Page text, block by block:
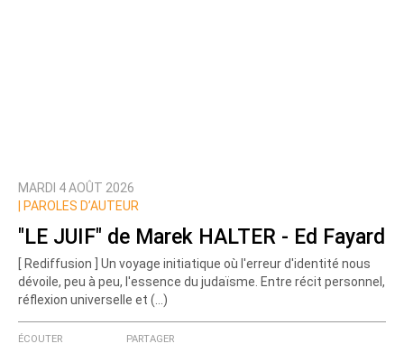
MARDI 4 AOÛT 2026
PAROLES D’AUTEUR
"LE JUIF" de Marek HALTER - Ed Fayard
[ Rediffusion ] Un voyage initiatique où l'erreur d'identité nous
dévoile, peu à peu, l'essence du judaïsme. Entre récit personnel,
réflexion universelle et (…)
ÉCOUTER PARTAGER